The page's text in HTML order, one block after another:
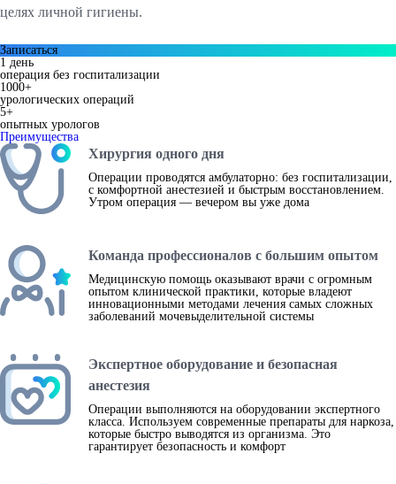
целях личной гигиены.
Записаться
1 день
операция без госпитализации
1000+
урологических операций
5+
опытных урологов
Преимущества
Хирургия одного дня
Операции проводятся амбулаторно: без госпитализации,
с комфортной анестезией и быстрым восстановлением.
Утром операция — вечером вы уже дома
Команда профессионалов с большим опытом
Медицинскую помощь оказывают врачи с огромным
опытом клинической практики, которые владеют
инновационными методами лечения самых сложных
заболеваний мочевыделительной системы
Экспертное оборудование и безопасная
анестезия
Операции выполняются на оборудовании экспертного
класса. Используем современные препараты для наркоза,
которые быстро выводятся из организма. Это
гарантирует безопасность и комфорт